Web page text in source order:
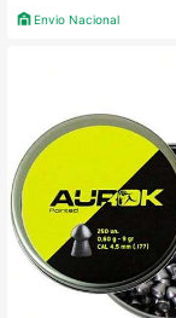
Envio Nacional